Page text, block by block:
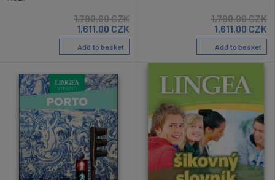
1,790.00CZK
1,611.00 CZK
Add to basket
1,790.00CZK
1,611.00 CZK
Add to basket